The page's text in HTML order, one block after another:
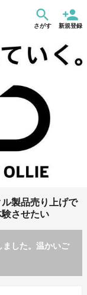
さがす 新規登録
製品売り上げで
させたい
ました。温かいご